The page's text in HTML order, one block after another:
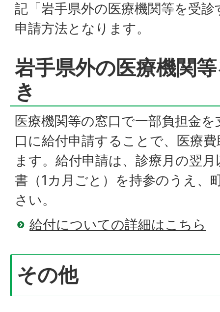
記「岩手県外の医療機関等を受
申請方法となります。
岩手県外の医療機関
き
医療機関等の窓口で一部負担金
口に給付申請することで、医療
ます。給付申請は、診療月の翌
書（1カ月ごと）を持参のうえ、
さい。
給付についての詳細はこちら
その他